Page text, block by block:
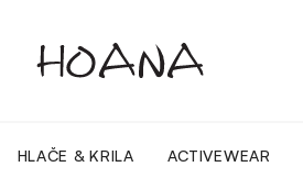
HLAČE & KRILA ACTIVEWEAR